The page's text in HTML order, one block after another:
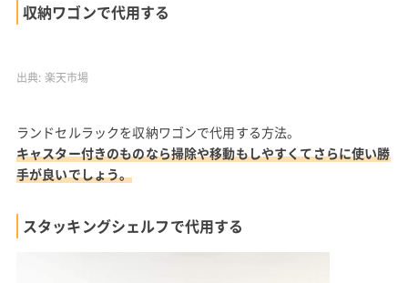
収納ワゴンで代用する
出典: 楽天市場
ランドセルラックを収納ワゴンで代用する方法。
キャスター付きのものなら掃除や移動もしやすくてさらに使い勝
手が良いでしょう。
スタッキングシェルフで代用する